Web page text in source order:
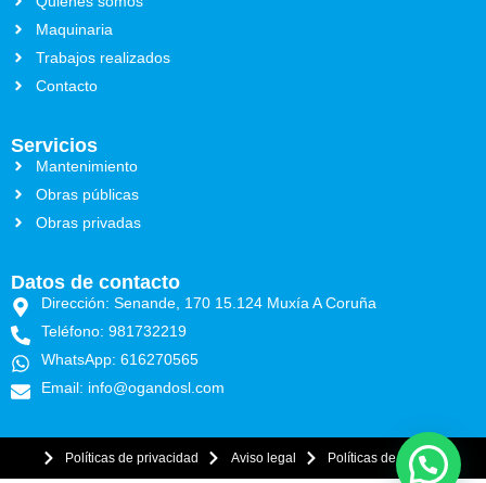
Maquinaria
Trabajos realizados
Contacto
Servicios
Mantenimiento
Obras públicas
Obras privadas
Datos de contacto
Dirección: Senande, 170 15.124 Muxía A Coruña
Teléfono: 981732219
WhatsApp: 616270565
Email: info@ogandosl.com
Políticas de privacidad Aviso legal Políticas de cookies